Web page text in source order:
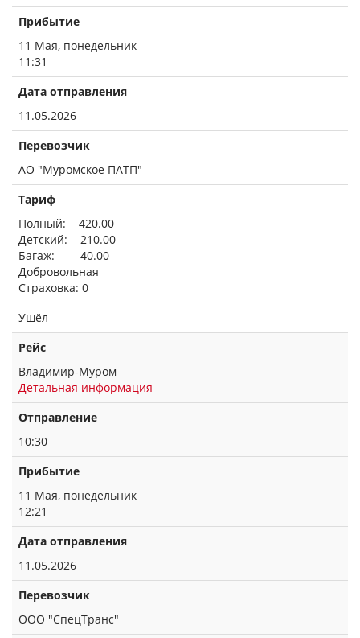
Прибытие
11 Мая, понедельник
11:31
Дата отправления
11.05.2026
Перевозчик
АО "Муромское ПАТП"
Тариф
Полный: 420.00
Детский: 210.00
Багаж: 40.00
Добровольная
Страховка: 0
Ушёл
Рейс
Владимир-Муром
Детальная информация
Отправление
10:30
Прибытие
11 Мая, понедельник
12:21
Дата отправления
11.05.2026
Перевозчик
ООО "СпецТранс"